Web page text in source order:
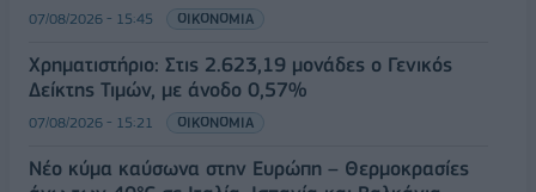
07/08/2026 - 15:45 ΟΙΚΟΝΟΜΙΑ
Χρηματιστήριο: Στις 2.623,19 μονάδες ο Γενικός
Δείκτης Τιμών, με άνοδο 0,57%
07/08/2026 - 15:21 ΟΙΚΟΝΟΜΙΑ
Νέο κύμα καύσωνα στην Ευρώπη – Θερμοκρασίες